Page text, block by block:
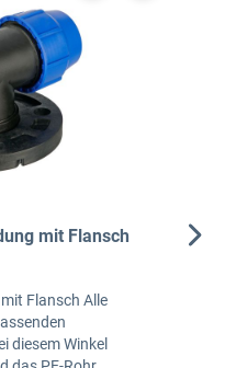
mit Flansch
Flansch Alle
diesem Winkel